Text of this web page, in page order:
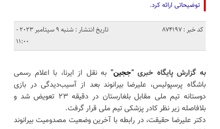
توضیحاتی ارائه کرد.
کد خبر : 874197
تاریخ انتشار : شنبه 9 سپتامبر 2023 -
11:00
به گزارش پایگاه خبری “ججین” به نقل از ایرنا، با اعلام رسمی
باشگاه پرسپولیس، علیرضا بیرانوند بعد از آسیب‌دیدگی در بازی
دوستانه تیم ملی مقابل بلغارستان در دقیقه ۲۳ تعویض شد و
بلافاصله زیر نظر کادر پزشکی تیم ملی قرار گرفت.
دکتر علیرضا حقیقت، در رابطه با آخرین وضعیت مصدومیت بیرانوند